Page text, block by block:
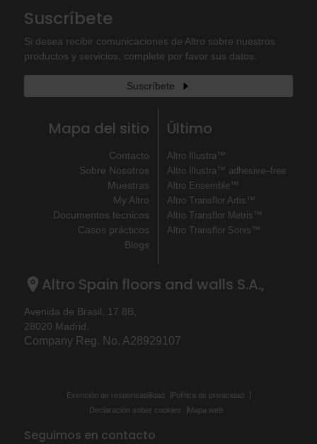
Suscríbete
Si desea recibir comunicaciones de Altro sobre nuestros
productos y servicios, complete por favor sus datos.
Suscríbete
Mapa del sitio
Contacto
Sobre Nosotros
Muestras
My Altro
Documentos tecnicos
Casos prácticos
Blogs
Último
Altro Illustra™
Altro Illustra™ adhesive–free
Altro Ensemble™
Altro Transflor Artis™
Altro Transflor Metris™
Altro Transflor Sonis™
Altro Spain floors and walls S.A.,
Avenida de Brasil, 17 8B,
28020 Madrid.
Company Reg. No. A28929107
Exención de responsabilidad
Política de privacidad
Declaración sober cookies
Mapa web
Seguimos en contacto